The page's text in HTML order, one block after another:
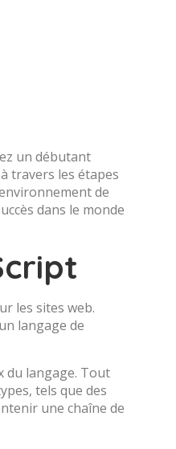
un débutant
travers les étapes
de
dans le monde
les sites web.
langage de
du langage. Tout
tels que des
une chaîne de